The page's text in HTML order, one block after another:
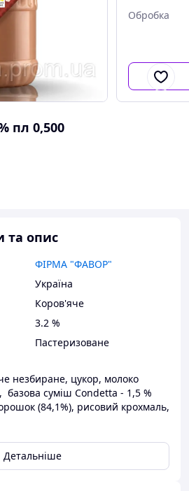
Обробка
пл 0,500
та опис
ФІРМА "ФАВОР"
Україна
Коров'яче
3.2 %
Пастеризоване
незбиране, цукор, молоко
базова суміш Condetta - 1,5 %
(84,1%), рисовий крохмаль,
партії зазначено на плящці
діб
Детальніше